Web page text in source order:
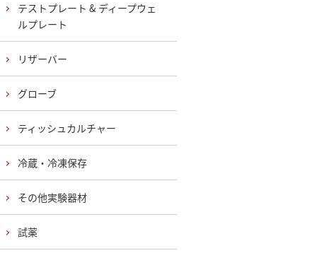
テストプレート & ディープウェ
ルプレート
リザーバー
グローブ
ティッシュカルチャー
冷蔵・冷凍保存
その他実験器材
試薬